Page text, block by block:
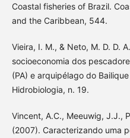
Coastal fisheries of Brazil.
and the Caribbean, 544.
Vieira, I. M., & Neto, M. D. D.
socioeconomia dos
(PA) e arquipélago do
Hidrobiologia, n. 19.
Vincent, A.C., Meeuwig, J.J.,
(2007). Caracterizando uma